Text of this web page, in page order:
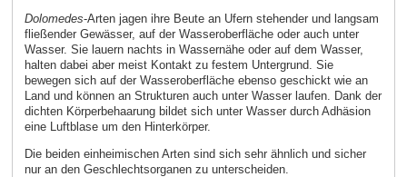
Dolomedes-Arten jagen ihre Beute an Ufern stehender und langsam
fließender Gewässer, auf der Wasseroberfläche oder auch unter
Wasser. Sie lauern nachts in Wassernähe oder auf dem Wasser,
halten dabei aber meist Kontakt zu festem Untergrund. Sie
bewegen sich auf der Wasseroberfläche ebenso geschickt wie an
Land und können an Strukturen auch unter Wasser laufen. Dank der
dichten Körperbehaarung bildet sich unter Wasser durch Adhäsion
eine Luftblase um den Hinterkörper.
Die beiden einheimischen Arten sind sich sehr ähnlich und sicher
nur an den Geschlechtsorganen zu unterscheiden.